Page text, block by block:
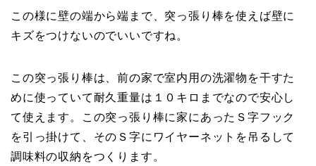
この様に壁の端から端まで、突っ張り棒を使えば壁に
キズをつけないのでいいですね。
この突っ張り棒は、前の家で室内用の洗濯物を干すた
めに使っていて耐久重量は１０キロまでなので安心し
て使えます。この突っ張り棒に家にあったＳ字フック
を引っ掛けて、そのＳ字にワイヤーネットを吊るして
調味料の収納をつくります。